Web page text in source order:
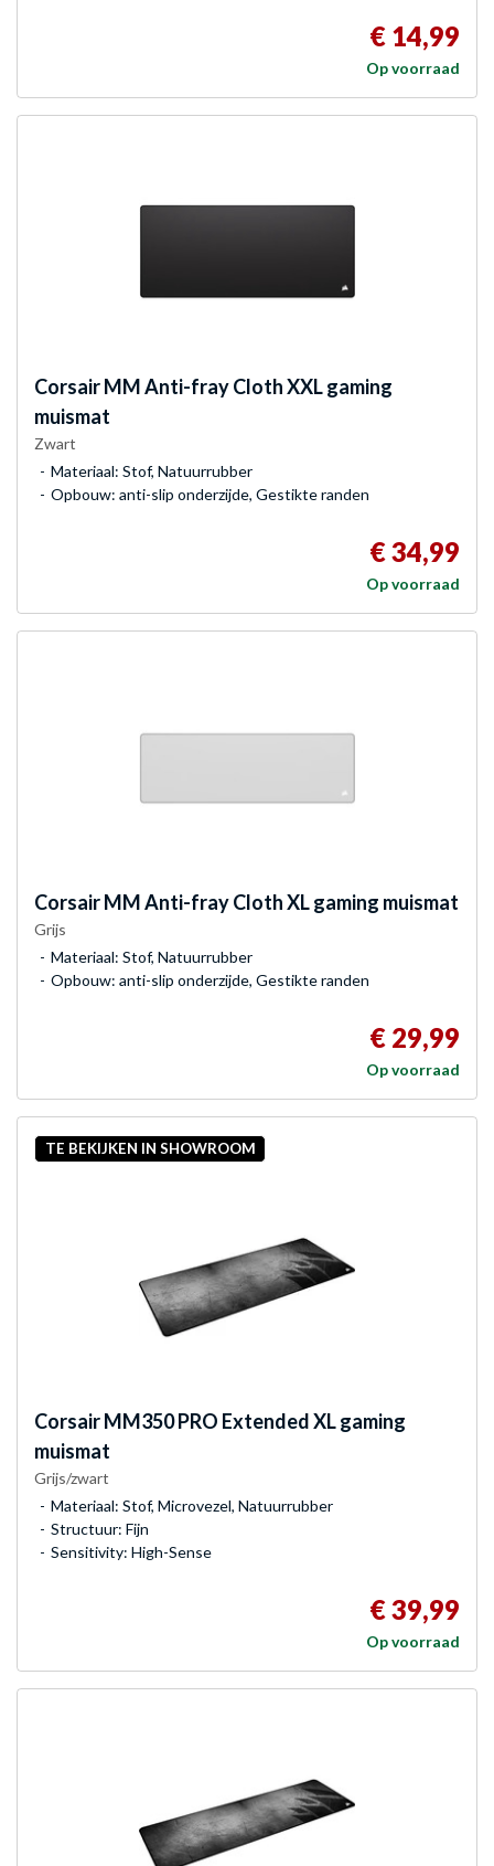
€ 14,99
Op voorraad
CorsairMM Anti-fray Cloth XXL gaming
muismat
Zwart
Materiaal: Stof, Natuurrubber
Opbouw: anti-slip onderzijde, Gestikte randen
€ 34,99
Op voorraad
CorsairMM Anti-fray Cloth XL gaming muismat
Grijs
Materiaal: Stof, Natuurrubber
Opbouw: anti-slip onderzijde, Gestikte randen
€ 29,99
Op voorraad
TE BEKIJKEN IN SHOWROOM
CorsairMM350 PRO Extended XL gaming
muismat
Grijs/zwart
Materiaal: Stof, Microvezel, Natuurrubber
Structuur: Fijn
Sensitivity: High-Sense
€ 39,99
Op voorraad